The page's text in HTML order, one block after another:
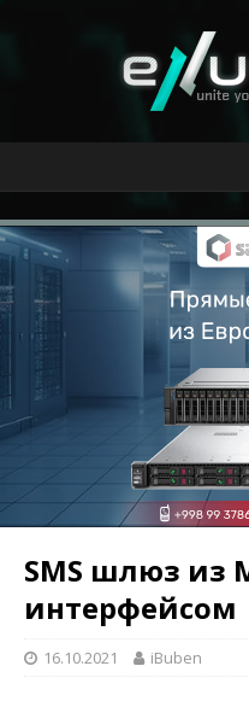
SMS шлюз из
интерфейсом
16.10.2021 iBuben